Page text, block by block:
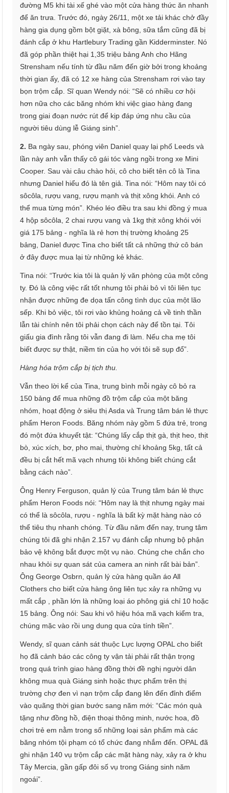
đường M5 khi tài xế ghé vào một cửa hàng thức ăn nhanh
để ăn trưa. Trước đó, ngày 26/11, một xe tải khác chở đầy
hàng gia dụng gồm bột giặt, xà bông, sữa tắm cũng đã bị
đánh cắp ở khu Hartlebury Trading gần Kidderminster. Nó
đã góp phần thiệt hại 1,35 triệu bảng Anh cho Hãng
Strensham nếu tính từ đầu năm đến giờ bởi trong khoảng
thời gian ấy, đã có 12 xe hàng của Strensham rơi vào tay
bọn trộm cắp. Sĩ quan Wendy nói: “Sẽ có nhiều cơ hội
hơn nữa cho các băng nhóm khi việc giao hàng đang
trong giai đoạn nước rút để kịp đáp ứng nhu cầu của
người tiêu dùng lễ Giáng sinh”.
2. Ba ngày sau, phóng viên Daniel quay lại phố Leeds và
lần này anh vẫn thấy cô gái tóc vàng ngồi trong xe Mini
Cooper. Sau vài câu chào hỏi, cô cho biết tên cô là Tina
nhưng Daniel hiểu đó là tên giả. Tina nói: “Hôm nay tôi có
sôcôla, rượu vang, rượu mạnh và thịt xông khói. Anh có
thể mua từng món”. Khéo léo điều tra sau khi đồng ý mua
4 hộp sôcôla, 2 chai rượu vang và 1kg thịt xông khói với
giá 175 bảng - nghĩa là rẻ hơn thị trường khoảng 25
bảng, Daniel được Tina cho biết tất cả những thứ cô bán
ở đây được mua lại từ những kẻ khác.
Tina nói: “Trước kia tôi là quản lý văn phòng của một công
ty. Đó là công việc rất tốt nhưng tôi phải bỏ vì tôi liên tục
nhận được những đe dọa tấn công tình dục của một lão
sếp. Khi bỏ việc, tôi rơi vào khủng hoảng cả về tinh thần
lẫn tài chính nên tôi phải chọn cách này để tồn tại. Tôi
giấu gia đình rằng tôi vẫn đang đi làm. Nếu cha mẹ tôi
biết được sự thật, niềm tin của họ với tôi sẽ sụp đổ”.
Hàng hóa trộm cắp bị tịch thu.
Vẫn theo lời kể của Tina, trung bình mỗi ngày cô bỏ ra
150 bảng để mua những đồ trộm cắp của một băng
nhóm, hoạt động ở siêu thị Asda và Trung tâm bán lẻ thực
phẩm Heron Foods. Băng nhóm này gồm 5 đứa trẻ, trong
đó một đứa khuyết tật: “Chúng lấy cắp thịt gà, thịt heo, thịt
bò, xúc xích, bơ, pho mai, thường chỉ khoảng 5kg, tất cả
đều bị cắt hết mã vạch nhưng tôi không biết chúng cắt
bằng cách nào”.
Ông Henry Ferguson, quản lý của Trung tâm bán lẻ thực
phẩm Heron Foods nói: “Hôm nay là thịt nhưng ngày mai
có thể là sôcôla, rượu - nghĩa là bất kỳ mặt hàng nào có
thể tiêu thụ nhanh chóng. Từ đầu năm đến nay, trung tâm
chúng tôi đã ghi nhận 2.157 vụ đánh cắp nhưng bộ phận
bảo vệ không bắt được một vụ nào. Chúng che chắn cho
nhau khỏi sự quan sát của camera an ninh rất bài bản”.
Ông George Osbrn, quản lý cửa hàng quần áo All
Clothers cho biết cửa hàng ông liên tục xảy ra những vụ
mất cắp , phần lớn là những loại áo phông giá chỉ 10 hoặc
15 bảng. Ông nói: Sau khi vô hiệu hóa mã vạch kiểm tra,
chúng mặc vào rồi ung dung qua cửa tính tiền”.
Wendy, sĩ quan cảnh sát thuộc Lực lượng OPAL cho biết
họ đã cảnh báo các công ty vận tải phải rất thận trọng
trong quá trình giao hàng đồng thời đề nghị người dân
không mua quà Giáng sinh hoặc thực phẩm trên thị
trường chợ đen vì nạn trộm cắp đang lên đến đỉnh điểm
vào quãng thời gian bước sang năm mới: “Các món quà
tặng như đồng hồ, điện thoại thông minh, nước hoa, đồ
chơi trẻ em nằm trong số những loại sản phẩm mà các
băng nhóm tội phạm có tổ chức đang nhắm đến. OPAL đã
ghi nhận 140 vụ trộm cắp các mặt hàng này, xảy ra ở khu
Tây Mercia, gần gấp đôi số vụ trong Giáng sinh năm
ngoái”.